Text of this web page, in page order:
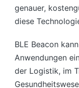
genauer,
diese
BLE Beacon
Anwendungen
der Logistik, im